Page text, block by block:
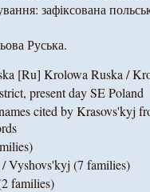
зафіксована
Руська.
[Ru] Krolowa Ruska /
present day SE Poland
cited by Krasovs'kyj
Vyshovs'kyj (7 families)
families)